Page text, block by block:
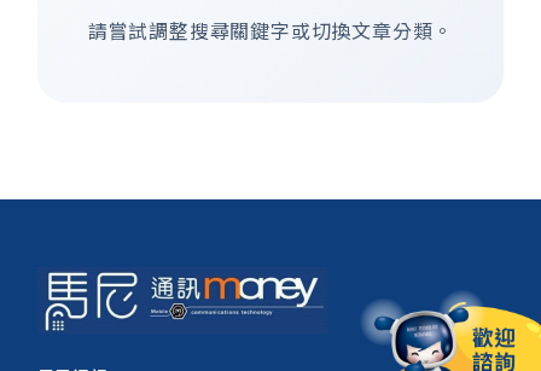
請嘗試調整搜尋關鍵字或切換文章分類。